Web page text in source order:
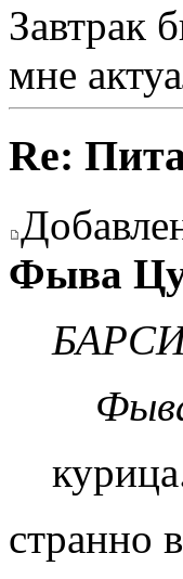
Завтрак
мне
Re:
Фыва
странно